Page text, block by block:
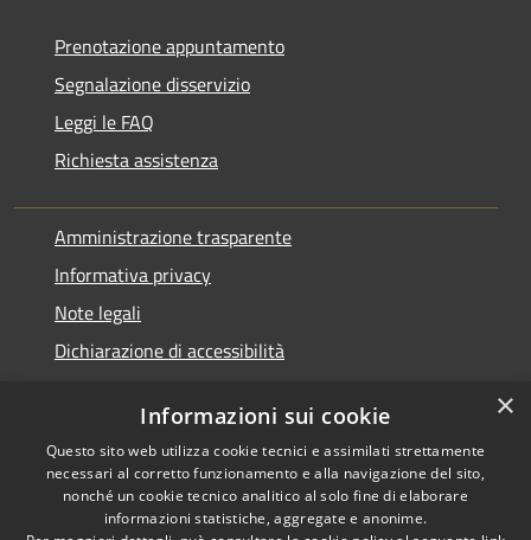
Prenotazione appuntamento
Segnalazione disservizio
Leggi le FAQ
Richiesta assistenza
Amministrazione trasparente
Informativa privacy
Note legali
Dichiarazione di accessibilità
RSS
Accessibilità
Agire per la cittadinanza
digitale
×
Informazioni sui cookie
Questo sito web utilizza cookie tecnici e assimilati strettamente
necessari al corretto funzionamento e alla navigazione del sito,
nonché un cookie tecnico analitico al solo fine di elaborare
informazioni statistiche, aggregate e anonime.